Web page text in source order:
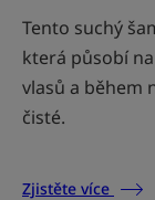
Tento suchý
která působí
vlasů a během
čisté.
Zjistěte více